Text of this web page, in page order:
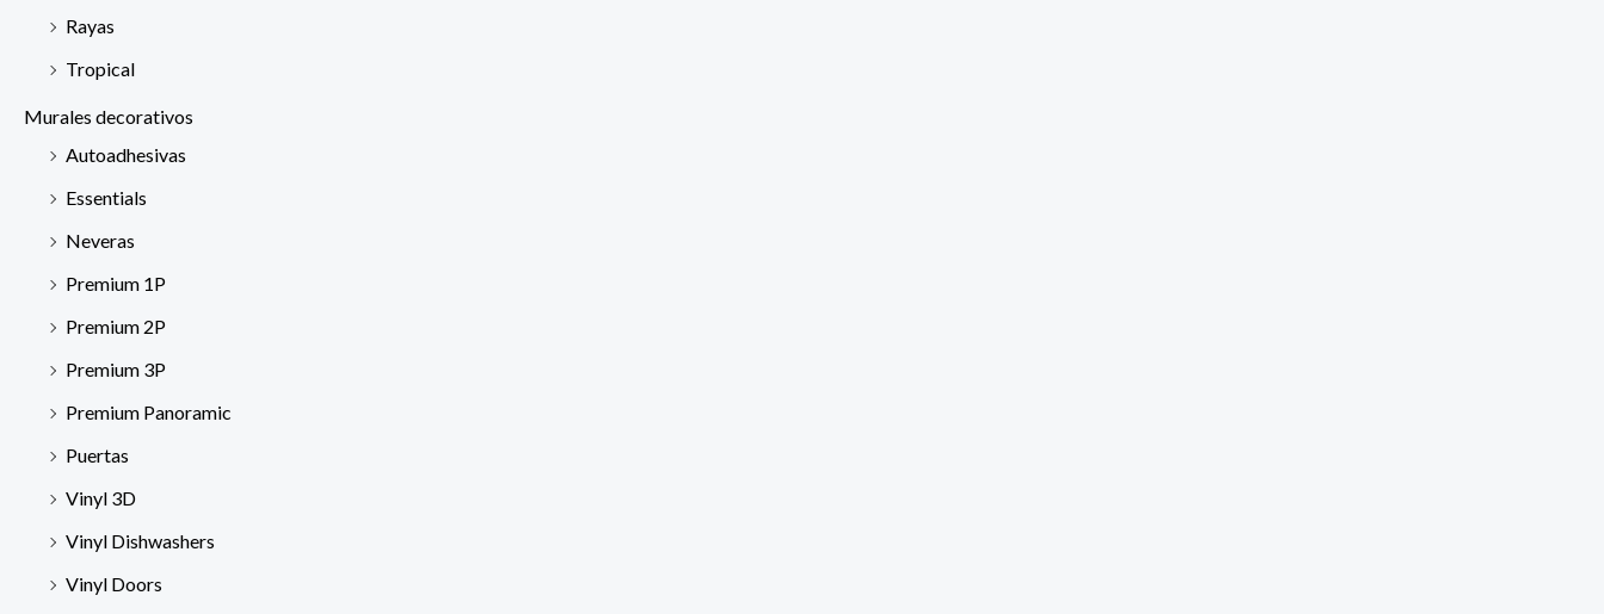
Rayas
Tropical
Murales decorativos
Autoadhesivas
Essentials
Neveras
Premium 1P
Premium 2P
Premium 3P
Premium Panoramic
Puertas
Vinyl 3D
Vinyl Dishwashers
Vinyl Doors